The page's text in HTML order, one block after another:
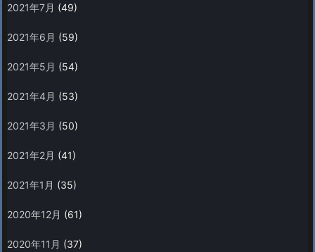
2021年7月 (49)
2021年6月 (59)
2021年5月 (54)
2021年4月 (53)
2021年3月 (50)
2021年2月 (41)
2021年1月 (35)
2020年12月 (61)
2020年11月 (37)